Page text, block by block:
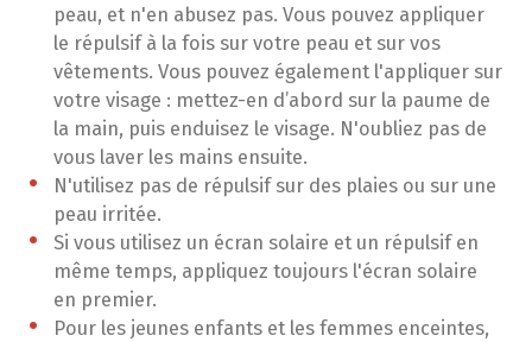
peau, et n'en abusez pas. Vous pouvez appliquer
le répulsif à la fois sur votre peau et sur vos
vêtements. Vous pouvez également l'appliquer sur
votre visage : mettez-en d’abord sur la paume de
la main, puis enduisez le visage. N'oubliez pas de
vous laver les mains ensuite.
N'utilisez pas de répulsif sur des plaies ou sur une
peau irritée.
Si vous utilisez un écran solaire et un répulsif en
même temps, appliquez toujours l'écran solaire
en premier.
Pour les jeunes enfants et les femmes enceintes,